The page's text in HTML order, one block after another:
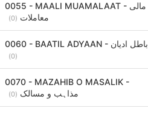
0055 - MAALI MUAMALAAT - مالی
معاملات (0)
0060 - BAATIL ADYAAN - باطل ادیان
(0)
0070 - MAZAHIB O MASALIK -
مذاہب و مسالک (0)